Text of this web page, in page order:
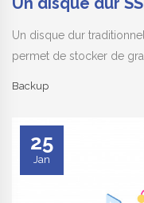
Un disque dur
permet de stocker de
Backup
25
Jan